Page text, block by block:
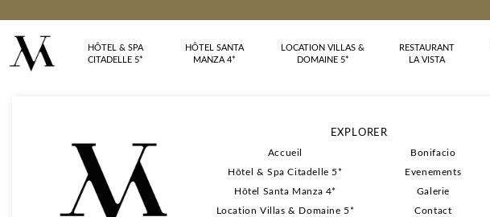
HÔTEL & SPA
CITADELLE 5*
HÔTEL SANTA
MANZA 4*
LOCATION VILLAS &
DOMAINE 5*
RESTAURANT
LA VISTA
EXPLORER
Accueil
Hôtel & Spa Citadelle 5*
Hôtel Santa Manza 4*
Location Villas & Domaine 5*
Bonifacio
Evenements
Galerie
Contact